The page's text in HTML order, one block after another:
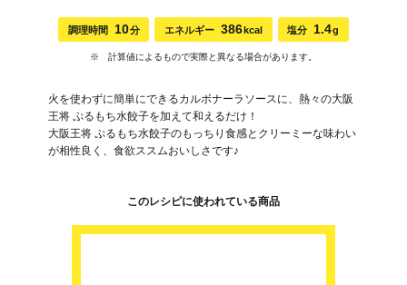
調理時間 10分 エネルギー 386kcal 塩分 1.4g
※ 計算値によるもので実際と異なる場合があります。
火を使わずに簡単にできるカルボナーラソースに、熱々の大阪
王将 ぷるもち水餃子を加えて和えるだけ！
大阪王将 ぷるもち水餃子のもっちり食感とクリーミーな味わい
が相性良く、食欲ススムおいしさです♪
このレシピに使われている商品